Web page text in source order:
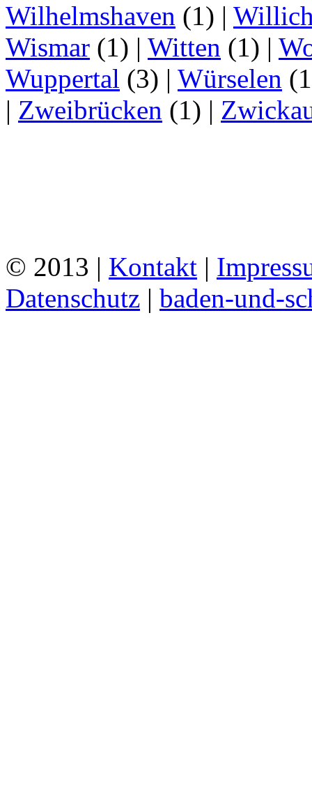
Wilhelmshaven (1) |
Wismar (1) | Witten (1) |
Wuppertal (3) | Würselen
| Zweibrücken (1) |
© 2013 | Kontakt |
Datenschutz | baden-und-